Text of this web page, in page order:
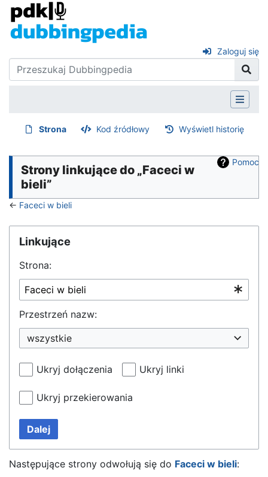
Zaloguj się
Strona Kod źródłowy Wyświetl historię
Pomoc
Strony linkujące do „Faceci w
bieli”
← Faceci w bieli
Linkujące
Strona:
Przestrzeń nazw:
wszystkie
Ukryj dołączenia Ukryj linki
Ukryj przekierowania
Dalej
Następujące strony odwołują się do Faceci w bieli: